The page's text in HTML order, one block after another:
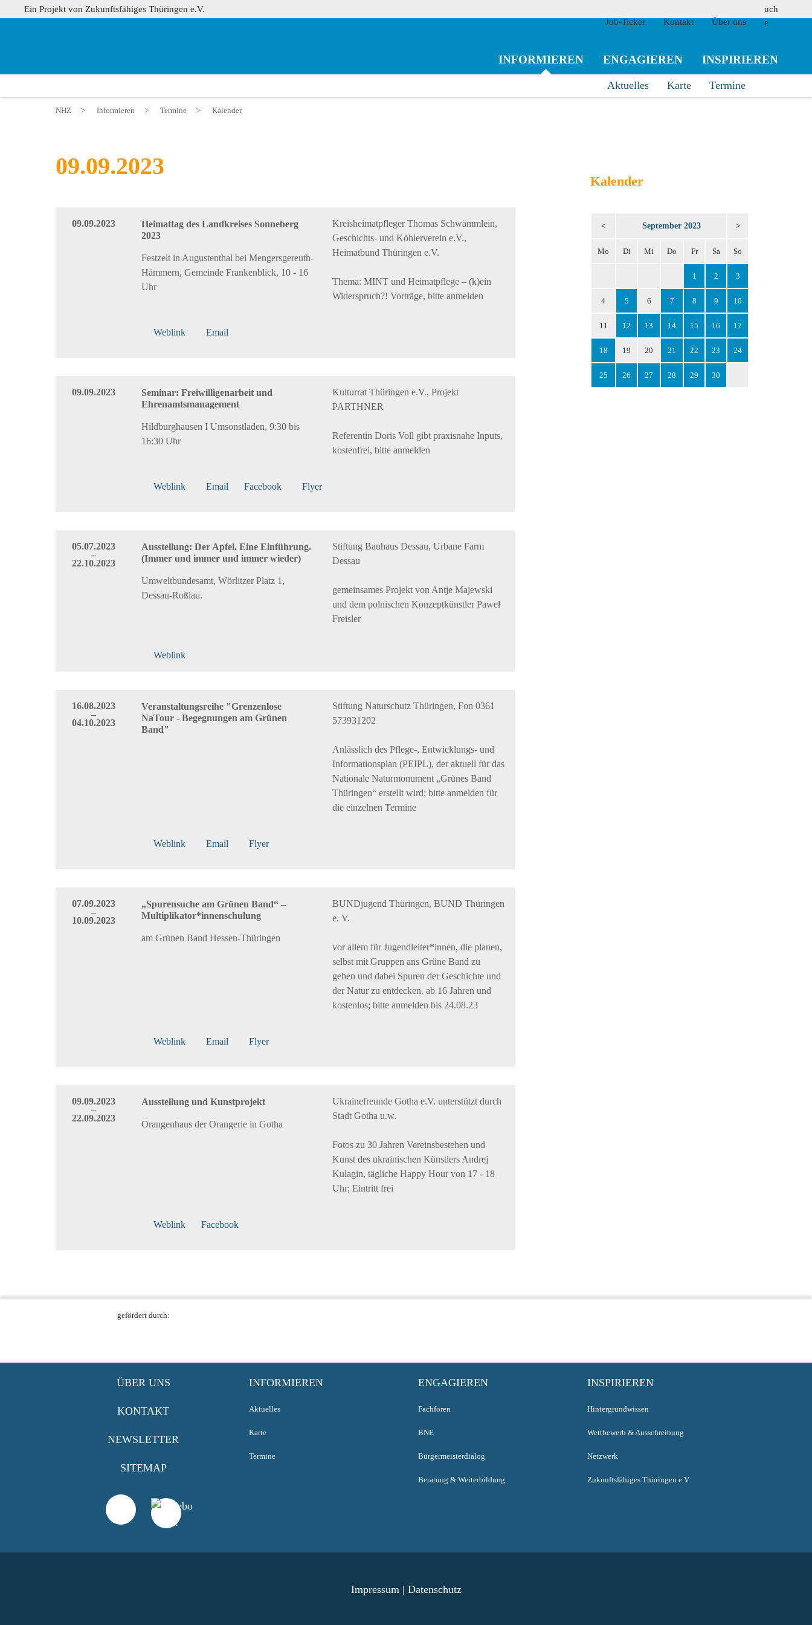
Ein Projekt von Zukunftsfähiges Thüringen e.V.
Job-Ticker
Kontakt Über uns
suchen
INFORMIEREN
Aktuelles Karte Termine
ENGAGIEREN INSPIRIEREN
NHZ > Informieren > Termine > Kalender
09.09.2023
05.07.2023
–
22.10.2023
Ausstellung: Der Apfel. Eine Einführung.
(Immer und immer und immer wieder)
Umweltbundesamt, Wörlitzer Platz 1,
Dessau-Roßlau.
Stiftung Bauhaus Dessau, Urbane Farm
Dessau
gemeinsames Projekt von Antje Majewski
und dem polnischen Konzeptkünstler Paweł
Freisler
Weblink
16.08.2023
–
04.10.2023
Veranstaltungsreihe "Grenzenlose
NaTour - Begegnungen am Grünen
Band"
Stiftung Naturschutz Thüringen, Fon 0361
573931202
Anlässlich des Pflege-, Entwicklungs- und
Informationsplan (PEIPL), der aktuell für das
Nationale Naturmonument „Grünes Band
Thüringen“ erstellt wird; bitte anmelden für
die einzelnen Termine
Weblink Email Flyer
07.09.2023
–
10.09.2023
„Spurensuche am Grünen Band“ –
Multiplikator*innenschulung
am Grünen Band Hessen-Thüringen
BUNDjugend Thüringen, BUND Thüringen
e. V.
vor allem für Jugendleiter*innen, die planen,
selbst mit Gruppen ans Grüne Band zu
gehen und dabei Spuren der Geschichte und
der Natur zu entdecken. ab 16 Jahren und
kostenlos; bitte anmelden bis 24.08.23
Weblink Email Flyer
09.09.2023
–
22.09.2023
Ausstellung und Kunstprojekt
Orangenhaus der Orangerie in Gotha
Ukrainefreunde Gotha e.V. unterstützt durch
Stadt Gotha u.w.
Fotos zu 30 Jahren Vereinsbestehen und
Kunst des ukrainischen Künstlers Andrej
Kulagin, tägliche Happy Hour von 17 - 18
Uhr; Eintritt frei
Weblink Facebook
09.09.2023
Heimattag des Landkreises Sonneberg
2023
Festzelt in Augustenthal bei Mengersgereuth-
Hämmern, Gemeinde Frankenblick, 10 - 16
Uhr
Kreisheimatpfleger Thomas Schwämmlein,
Geschichts- und Köhlerverein e.V.,
Heimatbund Thüringen e.V.
Thema: MINT und Heimatpflege – (k)ein
Widerspruch?! Vorträge, bitte anmelden
Weblink Email
09.09.2023
Seminar: Freiwilligenarbeit und
Ehrenamtsmanagement
Hildburghausen I Umsonstladen, 9:30 bis
16:30 Uhr
Kulturrat Thüringen e.V., Projekt
PARTHNER
Referentin Doris Voll gibt praxisnahe Inputs,
kostenfrei, bitte anmelden
Weblink Email Facebook Flyer
Kalender
< September 2023 >
Mo Di Mi Do Fr Sa So
1 2 3
4 5 6 7 8 9 10
11 12 13 14 15 16 17
18 19 20 21 22 23 24
25 26 27 28 29 30
gefördert durch:
ÜBER UNS
KONTAKT
NEWSLETTER
SITEMAP
INFORMIEREN
Aktuelles
Karte
Termine
ENGAGIEREN
Fachforen
BNE
Bürgermeisterdialog
Beratung & Weiterbildung
INSPIRIEREN
Hintergrundwissen
Wettbewerb & Ausschreibung
Netzwerk
Zukunftsfähiges Thüringen e.V.
Impressum| Datenschutz